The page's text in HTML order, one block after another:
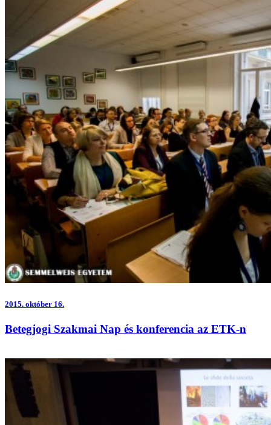
2015. október 16.
Betegjogi Szakmai Nap és konferencia az ETK-n